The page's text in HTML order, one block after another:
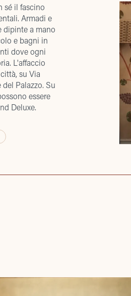
sé il fascino
Armadi e
dipinte a mano
e bagni in
dove ogni
L'affaccio
su Via
Palazzo. Su
essere
Deluxe.